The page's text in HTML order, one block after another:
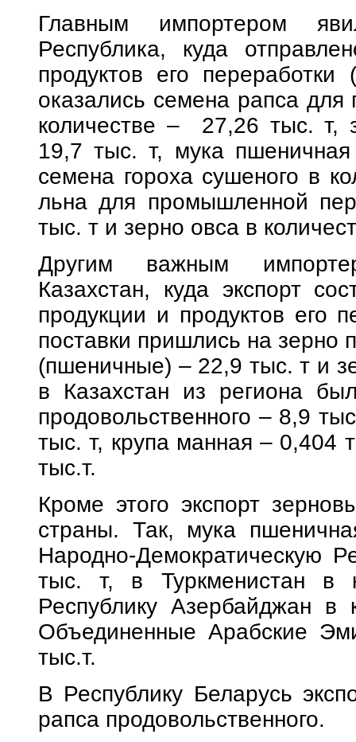
Главным импортером
Республика, куда
продуктов его
оказались семена рапса
количестве – 27,26 тыс. т,
19,7 тыс. т, мука
семена гороха сушеного в
льна для промышленной
тыс. т и зерно овса в
Другим важным
Казахстан, куда экспорт
продукции и продуктов его
поставки пришлись на зерно
(пшеничные) – 22,9 тыс. т и
в Казахстан из региона
продовольственного – 8,9
тыс. т, крупа манная –
тыс.т.
Кроме этого экспорт
страны. Так, мука
Народно-Демократическую
тыс. т, в Туркменистан
Республику Азербайджан
Объединенные Арабские
тыс.т.
В Республику Беларусь
рапса продовольственного.